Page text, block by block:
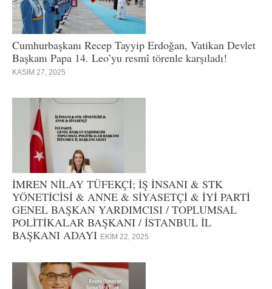
Cumhurbaşkanı Recep Tayyip Erdoğan, Vatikan Devlet
Başkanı Papa 14. Leo’yu resmî törenle karşıladı!
KASIM 27, 2025
İMREN NİLAY TÜFEKÇİ; İŞ İNSANI & STK
YÖNETİCİSİ & ANNE & SİYASETÇİ & İYİ PARTİ
GENEL BAŞKAN YARDIMCISI / TOPLUMSAL
POLİTİKALAR BAŞKANI / İSTANBUL İL
BAŞKANI ADAYI EKIM 22, 2025